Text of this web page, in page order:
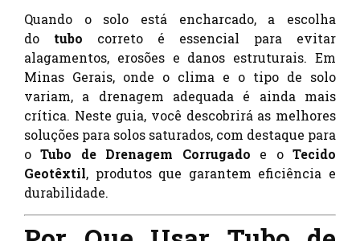
Quando o solo está encharcado, a escolha
do tubo correto é essencial para evitar
alagamentos, erosões e danos estruturais. Em
Minas Gerais, onde o clima e o tipo de solo
variam, a drenagem adequada é ainda mais
crítica. Neste guia, você descobrirá as melhores
soluções para solos saturados, com destaque para
oTubo de Drenagem Corrugado e oTecido
Geotêxtil, produtos que garantem eficiência e
durabilidade.